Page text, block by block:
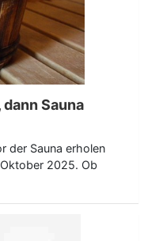
Sauna
der Sauna erholen
2025. Ob